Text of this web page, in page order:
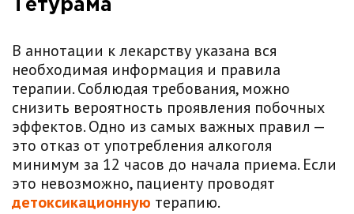
Тетурама
В аннотации к лекарству указана вся
необходимая информация и правила
терапии. Соблюдая требования, можно
снизить вероятность проявления побочных
эффектов. Одно из самых важных правил —
это отказ от употребления алкоголя
минимум за 12 часов до начала приема. Если
это невозможно, пациенту проводят
детоксикационную терапию.